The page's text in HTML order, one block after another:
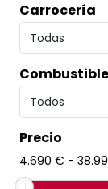
Carrocería
Combustible
Precio
4.690 € -